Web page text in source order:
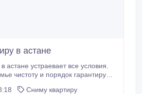
в астане
астане устраевает все условия.
чистоту и порядок гарантирую.
Сниму квартиру